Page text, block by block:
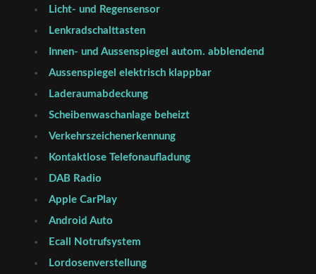
Licht- und Regensensor
Lenkradschalttasten
Innen- und Aussenspiegel autom. abblendend
Aussenspiegel elektrisch klappbar
Laderaumabdeckung
Scheibenwaschanlage beheizt
Verkehrszeichenerkennung
Kontaktlose Telefonaufladung
DAB Radio
Apple CarPlay
Android Auto
Ecall Notrufsystem
Lordosenverstellung